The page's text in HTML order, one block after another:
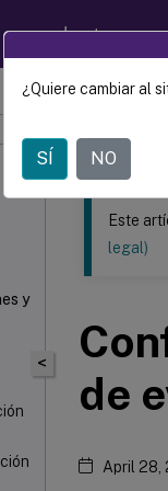
productos
y
Este
<
Este
legal)
de
April 28,
¿Quiere cambiar al
SÍ NO